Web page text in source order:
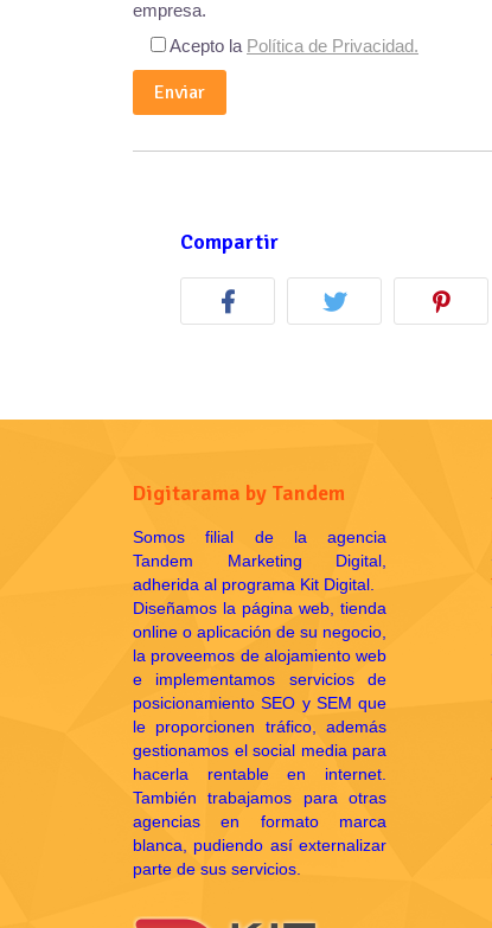
empresa.
Acepto la Política de Privacidad.
Compartir
Digitarama by Tandem
Somos filial de la agencia
Tandem Marketing Digital,
adherida al programa Kit Digital.
Diseñamos la página web, tienda
online o aplicación de su negocio,
la proveemos de alojamiento web
e implementamos servicios de
posicionamiento SEO y SEM que
le proporcionen tráfico, además
gestionamos el social media para
hacerla rentable en internet.
También trabajamos para otras
agencias en formato marca
blanca, pudiendo así externalizar
parte de sus servicios.